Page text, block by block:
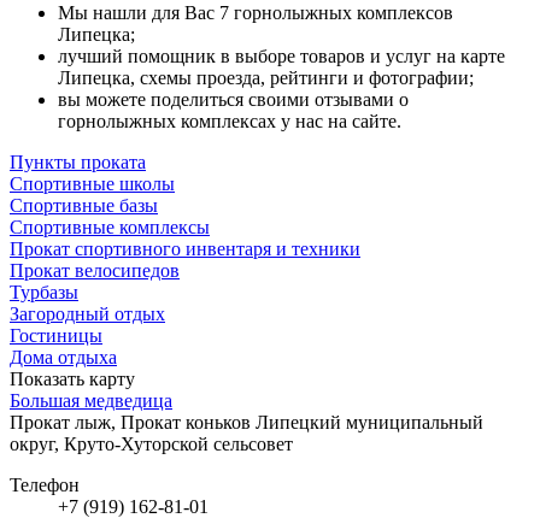
Мы нашли для Вас 7 горнолыжных комплексов
Липецка;
лучший помощник в выборе товаров и услуг на карте
Липецка, схемы проезда, рейтинги и фотографии;
вы можете поделиться своими отзывами о
горнолыжных комплексах у нас на сайте.
Пункты проката
Спортивные школы
Спортивные базы
Спортивные комплексы
Прокат спортивного инвентаря и техники
Прокат велосипедов
Турбазы
Загородный отдых
Гостиницы
Дома отдыха
Показать карту
Большая медведица
Прокат лыж, Прокат коньков Липецкий муниципальный
округ, Круто-Хуторской сельсовет
Телефон
+7 (919) 162-81-01